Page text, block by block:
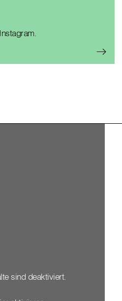
sind deaktiviert.